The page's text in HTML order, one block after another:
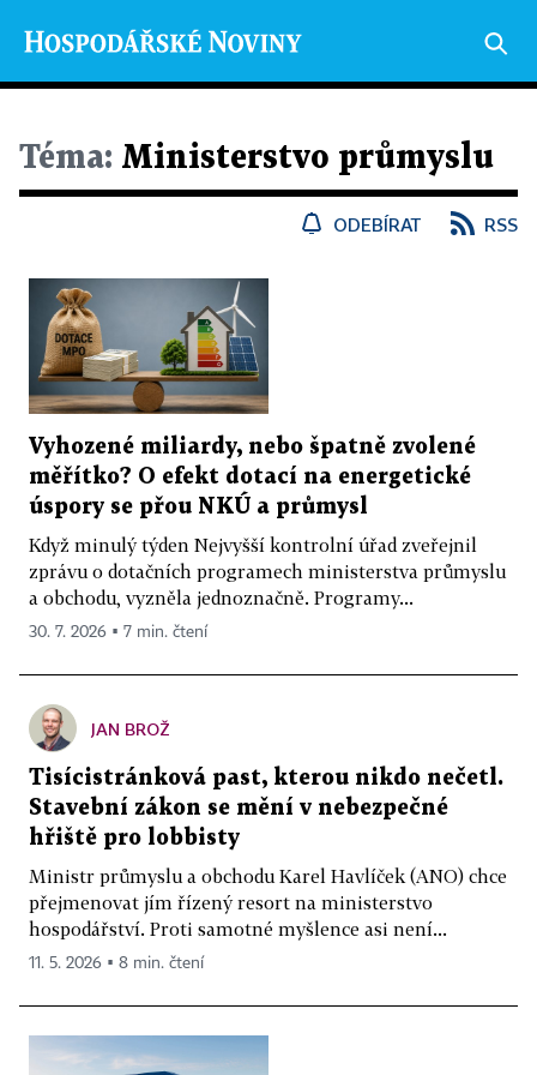
Téma: Ministerstvo průmyslu
ODEBÍRAT RSS
Vyhozené miliardy, nebo špatně zvolené
měřítko? O efekt dotací na energetické
úspory se přou NKÚ a průmysl
Když minulý týden Nejvyšší kontrolní úřad zveřejnil
zprávu o dotačních programech ministerstva průmyslu
a obchodu, vyzněla jednoznačně. Programy...
30. 7. 2026 ▪ 7 min. čtení
JAN BROŽ
Tisícistránková past, kterou nikdo nečetl.
Stavební zákon se mění v nebezpečné
hřiště pro lobbisty
Ministr průmyslu a obchodu Karel Havlíček (ANO) chce
přejmenovat jím řízený resort na ministerstvo
hospodářství. Proti samotné myšlence asi není...
11. 5. 2026 ▪ 8 min. čtení